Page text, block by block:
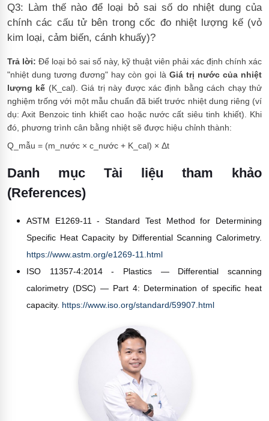
Q3: Làm thế nào để loại bỏ sai số do nhiệt dung của
chính các cấu tử bên trong cốc đo nhiệt lượng kế (vỏ
kim loại, cảm biến, cánh khuấy)?
Trả lời: Để loại bỏ sai số này, kỹ thuật viên phải xác định chính xác
"nhiệt dung tương đương" hay còn gọi là Giá trị nước của nhiệt
lượng kế (K_cal). Giá trị này được xác định bằng cách chạy thử
nghiệm trống với một mẫu chuẩn đã biết trước nhiệt dung riêng (ví
dụ: Axit Benzoic tinh khiết cao hoặc nước cất siêu tinh khiết). Khi
đó, phương trình cân bằng nhiệt sẽ được hiệu chỉnh thành:
Q_mẫu = (m_nước × c_nước + K_cal) × Δt
Danh mục Tài liệu tham khảo
(References)
ASTM E1269-11 - Standard Test Method for Determining
Specific Heat Capacity by Differential Scanning Calorimetry.
https://www.astm.org/e1269-11.html
ISO 11357-4:2014 - Plastics — Differential scanning
calorimetry (DSC) — Part 4: Determination of specific heat
capacity. https://www.iso.org/standard/59907.html